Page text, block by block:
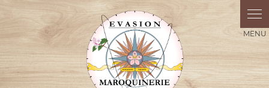
Panneau de gestion des cookies